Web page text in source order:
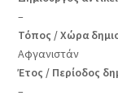
–
Τόπος / Χώρα
Αφγανιστάν
Έτος / Περίοδος
–